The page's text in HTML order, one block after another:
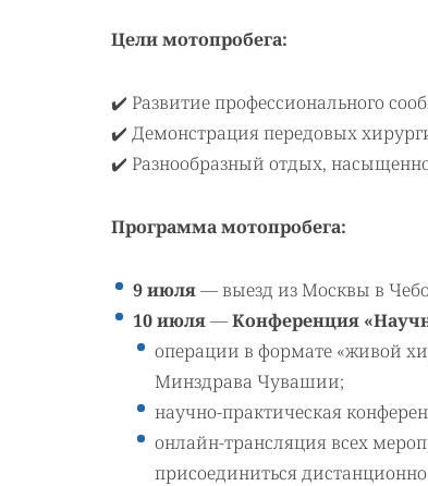
Цели мотопробега:
✔️ Развитие профессионального
✔️ Демонстрация передовых
✔️ Разнообразный отдых,
Программа мотопробега:
9 июля— выезд из Москвы в
10 июля—Конференция
операции в формате «живой
Минздрава Чувашии;
научно-практическая
онлайн-трансляция всех
присоединиться